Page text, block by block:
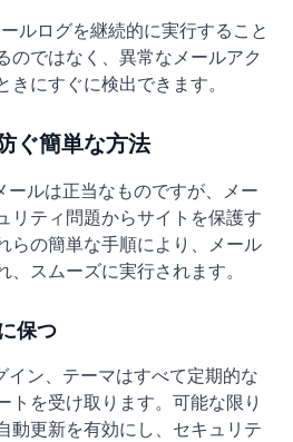
ルログを継続的に実行すること
のではなく、異常なメールアク
にすぐに検出できます。
ぐ簡単な方法
ールは正当なものですが、メー
リティ問題からサイトを保護す
らの簡単な手順により、メール
、スムーズに実行されます。
保つ
イン、テーマはすべて定期的な
トを受け取ります。可能な限り
動更新を有効にし、セキュリテ